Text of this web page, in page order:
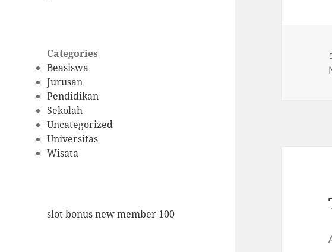
Categories
Beasiswa
Jurusan
Pendidikan
Sekolah
Uncategorized
Universitas
Wisata
slot bonus new member 100